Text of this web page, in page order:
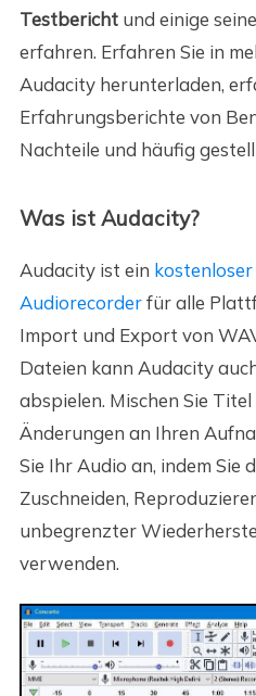
Testberichtund einige
erfahren. Erfahren Sie in
Audacity herunterladen,
Erfahrungsberichte von
Nachteile und häufig
Was ist Audacity?
Audacity ist ein
Audiorecorderfür alle
Import und Export von
Dateien kann Audacity
abspielen. Mischen Sie
Änderungen an Ihren
Sie Ihr Audio an, indem Sie
Zuschneiden,
unbegrenzter
verwenden.